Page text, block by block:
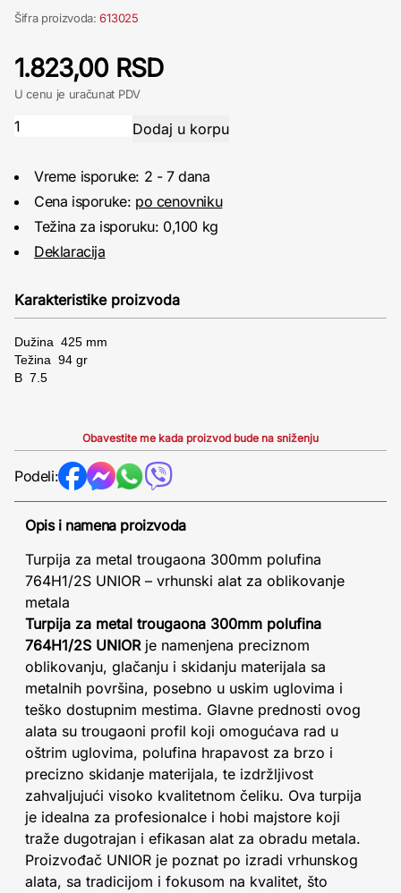
Šifra proizvoda:613025
1.823,00 RSD
U cenu je uračunat PDV
Vreme isporuke: 2 - 7 dana
Cena isporuke: po cenovniku
Težina za isporuku: 0,100 kg
Deklaracija
Karakteristike proizvoda
Dužina 425 mm
Težina 94 gr
B 7.5
Obavestite me kada proizvod bude na sniženju
Podeli:
Opis i namena proizvoda
Turpija za metal trougaona 300mm polufina
764H1/2S UNIOR – vrhunski alat za oblikovanje
metala
Turpija za metal trougaona 300mm polufina
764H1/2S UNIORje namenjena preciznom
oblikovanju, glačanju i skidanju materijala sa
metalnih površina, posebno u uskim uglovima i
teško dostupnim mestima. Glavne prednosti ovog
alata su trougaoni profil koji omogućava rad u
oštrim uglovima, polufina hrapavost za brzo i
precizno skidanje materijala, te izdržljivost
zahvaljujući visoko kvalitetnom čeliku. Ova turpija
je idealna za profesionalce i hobi majstore koji
traže dugotrajan i efikasan alat za obradu metala.
Proizvođač UNIOR je poznat po izradi vrhunskog
alata, sa tradicijom i fokusom na kvalitet, što